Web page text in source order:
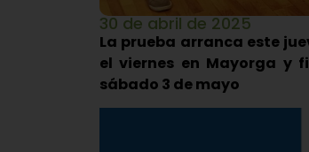
30 de abril de 2025
La prueba arranca este
el viernes en Mayorga y
sábado 3 de mayo